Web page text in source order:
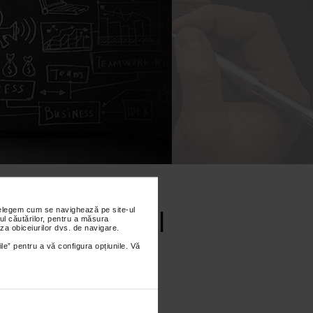
cum se navighează pe site-ul
căutărilor, pentru a măsura
obiceiurilor dvs. de navigare.
pentru a vă configura opțiunile. Vă
ADMINISTRATIVA